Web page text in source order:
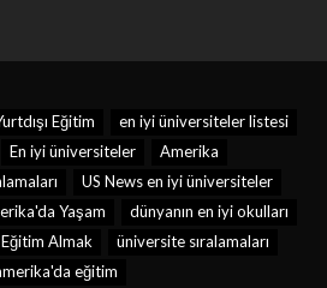
Eğitim
en iyi üniversiteler listesi
En iyi üniversiteler
Amerika
US News en iyi üniversiteler
Yaşam
dünyanın en iyi okulları
Almak
üniversite sıralamaları
eğitim